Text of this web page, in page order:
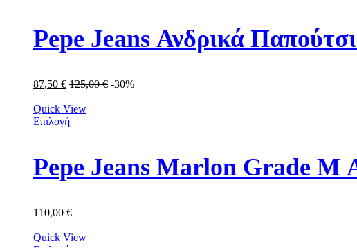
Pepe Jeans Ανδρικά
87,50 € 125,00€ -30%
Quick View
Επιλογή
Pepe Jeans Marlon Grade M
110,00 €
Quick View